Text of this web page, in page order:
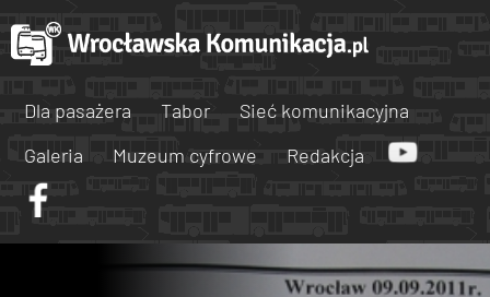
Dla pasażera Tabor
Sieć komunikacyjna
Galeria
Muzeum cyfrowe Redakcja